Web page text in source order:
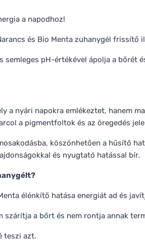
a napodhoz!
és Bio Menta zuhanygél frissítő
semleges pH-értékével ápolja a bőrét
a nyári napokra emlékeztet, hanem
a pigmentfoltok és az öregedés
köszönhetően a hűsítő
és nyugtató hatással bír.
élénkítő hatása energiát ad és
szárítja a bőrt és nem rontja annak
teszi azt.